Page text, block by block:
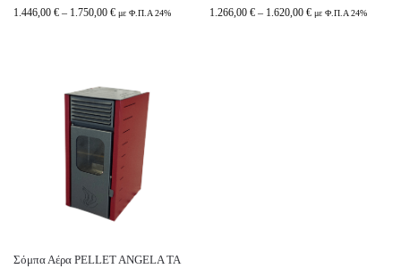
1.446,00 € – 1.750,00 € με Φ.Π.Α 24% 1.266,00 € – 1.620,00 € με Φ.Π.Α 24%
Σόμπα Αέρα PELLET ANGELA ΤΑ